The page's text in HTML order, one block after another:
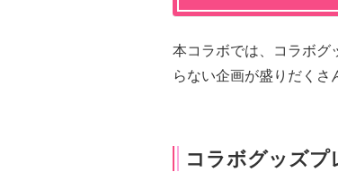
本コラボでは、コラボグ
らない企画が盛りだくさ
コラボグッズプ